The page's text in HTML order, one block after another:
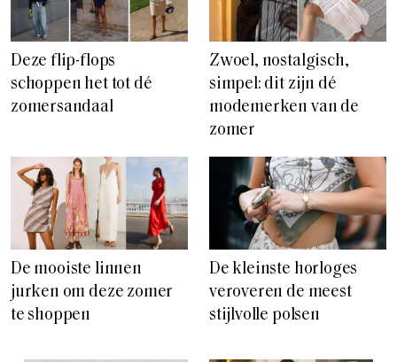
Deze flip-flops
schoppen het tot dé
zomersandaal
Zwoel, nostalgisch,
simpel: dit zijn dé
modemerken van de
zomer
De mooiste linnen
jurken om deze zomer
te shoppen
De kleinste horloges
veroveren de meest
stijlvolle polsen